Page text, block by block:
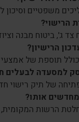
משפטיים
הרישוי?
צד ג', ביטוח מבנה
הרישיון?
תוספת של אמצעי
למסעדה לבעלים
פתיחה של תיק
אותו?
הרשות